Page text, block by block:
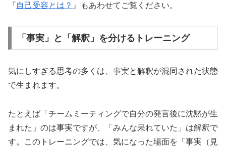
『自己受容とは？ 』もあわせてご覧ください。
「事実」と「解釈」を分けるトレーニング
気にしすぎる思考の多くは、事実と解釈が混同された状態
で生まれます。
たとえば「チームミーティングで自分の発言後に沈黙が生
まれた」のは事実ですが、「みんな呆れていた」は解釈で
す。このトレーニングでは、気になった場面を「事実（見